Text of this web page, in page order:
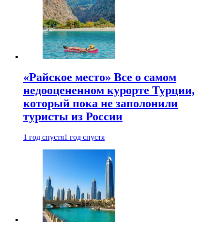
«Райское место» Все о самом
недооцененном курорте Турции,
который пока не заполонили
туристы из России
1 год спустя1 год спустя